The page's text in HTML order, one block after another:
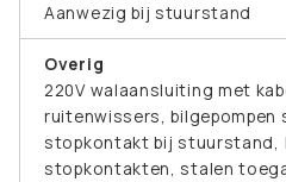
Aanwezig bij stuurstand
Overig
220V walaansluiting met
ruitenwissers, bilgepompen
stopkontakt bij stuurstand,
stopkontakten, stalen